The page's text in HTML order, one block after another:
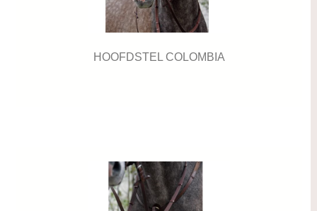
HOOFDSTEL COLOMBIA